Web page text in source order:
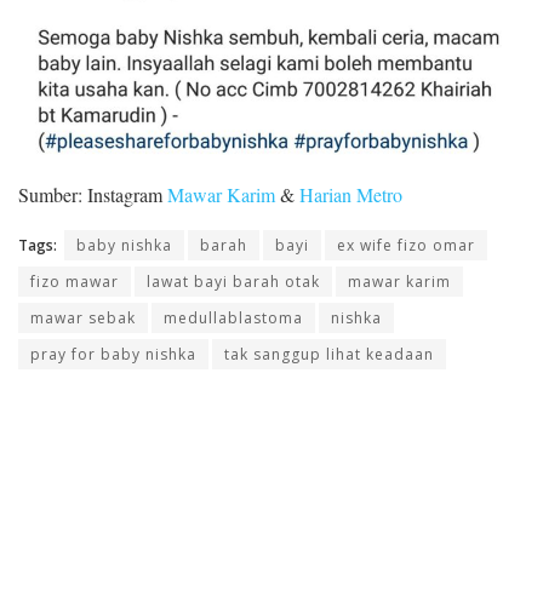
Sumber: InstagramMawar Karim&Harian Metro
Tags: baby nishka barah bayi
ex wife fizo omar
fizo mawar
lawat bayi barah otak
mawar karim
mawar sebak
medullablastoma
nishka
pray for baby nishka
tak sanggup lihat keadaan